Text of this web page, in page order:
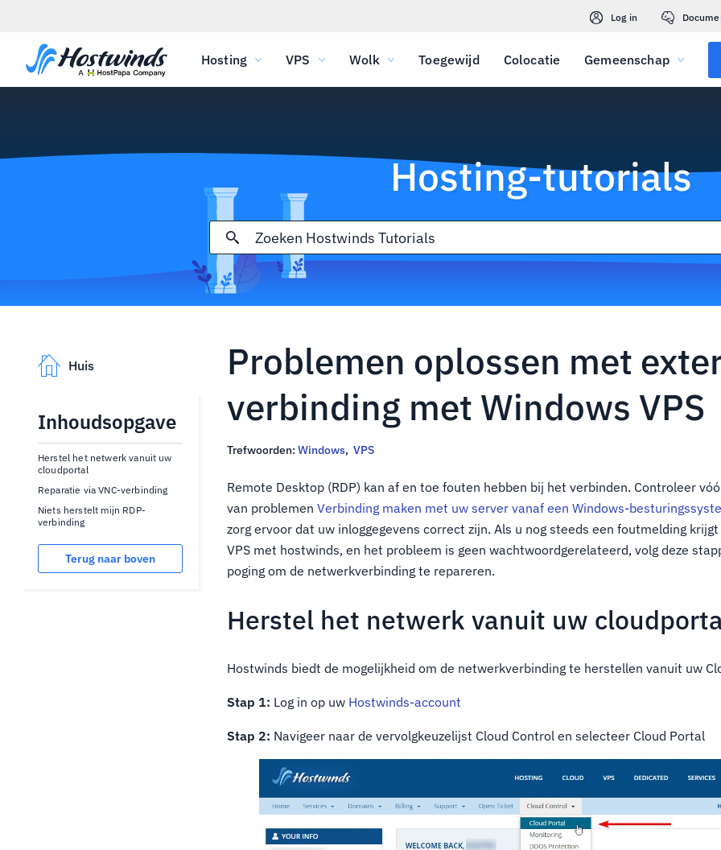
Log in
Hosting VPS Wolk Toegewijd Colocatie Gemeenschap
Hosting-tutorials
Huis
Inhoudsopgave
Herstel het netwerk vanuit uw
cloudportal
Reparatie via VNC-verbinding
Niets herstelt mijn RDP-
verbinding
Terug naar boven
Problemen oplossen met
verbinding met Windows VPS
Trefwoorden: Windows, VPS
Remote Desktop (RDP) kan af en toe fouten hebben bij het verbinden. Controleer
van problemenVerbinding maken met uw server vanaf een Windows-
zorg ervoor dat uw inloggegevens correct zijn. Als u nog steeds een foutmelding
VPS met hostwinds, en het probleem is geen wachtwoordgerelateerd, volg deze
poging om de netwerkverbinding te repareren.
Herstel het netwerk vanuit uw
Hostwinds biedt de mogelijkheid om de netwerkverbinding te herstellen vanuit uw
Stap 1: Log in op uw Hostwinds-account
Stap 2: Navigeer naar de vervolgkeuzelijst Cloud Control en selecteer Cloud Portal